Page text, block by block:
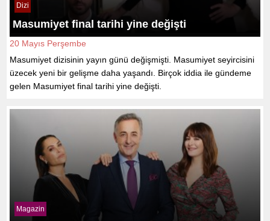
Dizi
Masumiyet final tarihi yine değişti
20 Mayıs Perşembe
Masumiyet dizisinin yayın günü değişmişti. Masumiyet seyircisini
üzecek yeni bir gelişme daha yaşandı. Birçok iddia ile gündeme
gelen Masumiyet final tarihi yine değişti.
Magazin